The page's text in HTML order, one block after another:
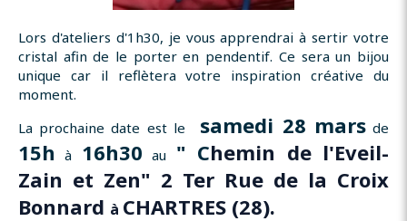
Lors d'ateliers d'1h30, je vous apprendrai à sertir votre
cristal afin de le porter en pendentif. Ce sera un bijou
unique car il reflètera votre inspiration créative du
moment.
La prochaine date est le
samedi 28 marsde
15h à 16h30 au " Chemin de l'Eveil-
Zain et Zen" 2 Ter Rue de la Croix
Bonnard à CHARTRES (28).